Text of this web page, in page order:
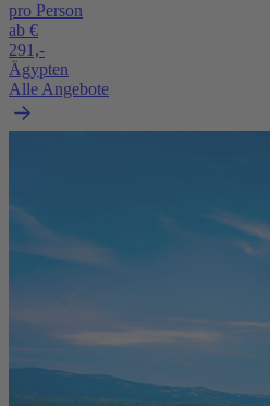
pro Person
ab €
291,-
Ägypten
Alle Angebote